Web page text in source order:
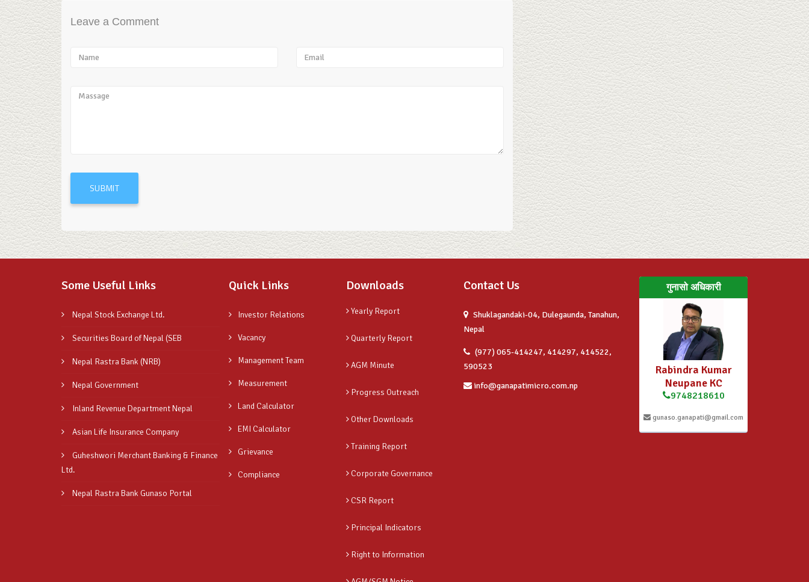
Leave a Comment
SUBMIT
Some Useful Links
Nepal Stock Exchange Ltd.
Securities Board of Nepal (SEB
Nepal Rastra Bank (NRB)
Nepal Government
Inland Revenue Department Nepal
Asian Life Insurance Company
Guheshwori Merchant Banking & Finance
Ltd.
Nepal Rastra Bank Gunaso Portal
Quick Links
Investor Relations
Vacancy
Management Team
Measurement
Land Calculator
EMI Calculator
Grievance
Compliance
Downloads
Yearly Report
Quarterly Report
AGM Minute
Progress Outreach
Other Downloads
Training Report
Corporate Governance
CSR Report
Principal Indicators
Right to Information
Contact Us
Shuklagandaki-04, Dulegaunda, Tanahun,
Nepal
(977) 065-414247, 414297, 414522,
590523
info@ganapatimicro.com.np
गुनासो अधिकारी
Rabindra Kumar
Neupane KC
9748218610
gunaso.ganapati@gmail.com